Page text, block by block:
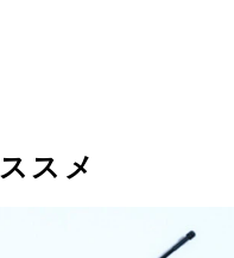
スメ